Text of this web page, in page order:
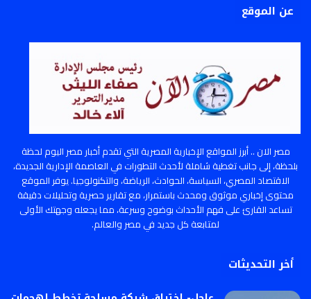
عن الموقع
مصر الان .. أبرز المواقع الإخبارية المصرية التي تقدم أخبار مصر اليوم لحظة
بلحظة، إلى جانب تغطية شاملة لأحدث التطورات في العاصمة الإدارية الجديدة،
الاقتصاد المصري، السياسة، الحوادث، الرياضة، والتكنولوجيا. يوفر الموقع
محتوى إخباري موثوق ومحدث باستمرار، مع تقارير حصرية وتحليلات دقيقة
تساعد القارئ على فهم الأحداث بوضوح وسرعة، مما يجعله وجهتك الأولى
لمتابعة كل جديد في مصر والعالم.
أخر التحديثات